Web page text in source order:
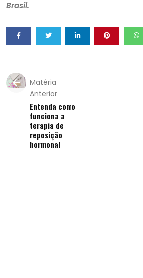
Brasil.
Matéria
Anterior
Entenda como
funciona a
terapia de
reposição
hormonal